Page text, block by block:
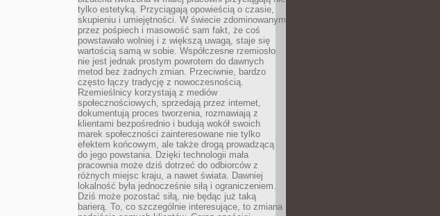
tylko estetyką. Przyciągają opowieścią o czasie,
skupieniu i umiejętności. W świecie zdominowanym
przez pośpiech i masowość sam fakt, że coś
powstawało wolniej i z większą uwagą, staje się
wartością samą w sobie. Współczesne rzemiosło
nie jest jednak prostym powrotem do dawnych
metod bez żadnych zmian. Przeciwnie, bardzo
często łączy tradycję z nowoczesnością.
Rzemieślnicy korzystają z mediów
społecznościowych, sprzedają przez internet,
dokumentują proces tworzenia, rozmawiają z
klientami bezpośrednio i budują wokół swoich
marek społeczności zainteresowane nie tylko
efektem końcowym, ale także drogą prowadzącą
do jego powstania. Dzięki technologii mała
pracownia może dziś dotrzeć do odbiorców z
różnych miejsc kraju, a nawet świata. Dawniej
lokalność była jednocześnie siłą i ograniczeniem.
Dziś może pozostać siłą, nie będąc już taką
barierą. To, co szczególnie interesujące, to zmiana